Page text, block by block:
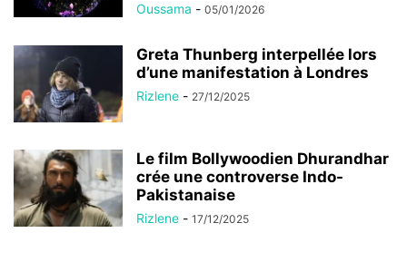
Oussama - 05/01/2026
Greta Thunberg interpellée lors
d’une manifestation à Londres
Rizlene - 27/12/2025
Le film Bollywoodien Dhurandhar
crée une controverse Indo-
Pakistanaise
Rizlene - 17/12/2025